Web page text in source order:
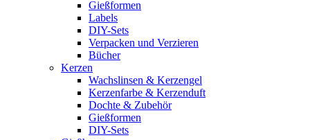
Gießformen
Labels
DIY-Sets
Verpacken und Verzieren
Bücher
Kerzen
Wachslinsen & Kerzengel
Kerzenfarbe & Kerzenduft
Dochte & Zubehör
Gießformen
DIY-Sets